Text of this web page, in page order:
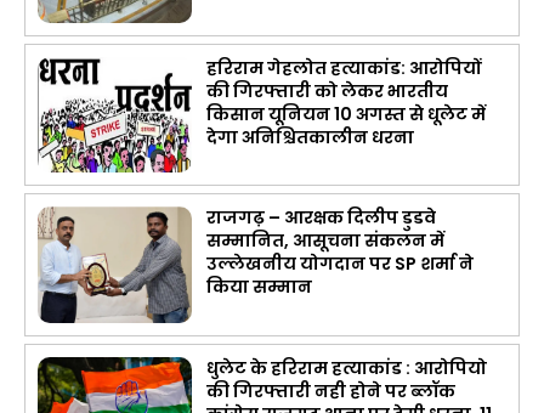
हरिराम गेहलोत हत्याकांड: आरोपियों
की गिरफ्तारी को लेकर भारतीय
किसान यूनियन 10 अगस्त से धूलेट में
देगा अनिश्चितकालीन धरना
राजगढ़ – आरक्षक दिलीप डुडवे
सम्मानित, आसूचना संकलन में
उल्लेखनीय योगदान पर SP शर्मा ने
किया सम्मान
धुलेट के हरिराम हत्याकांड : आरोपियो
की गिरफ्तारी नही होने पर ब्लॉक